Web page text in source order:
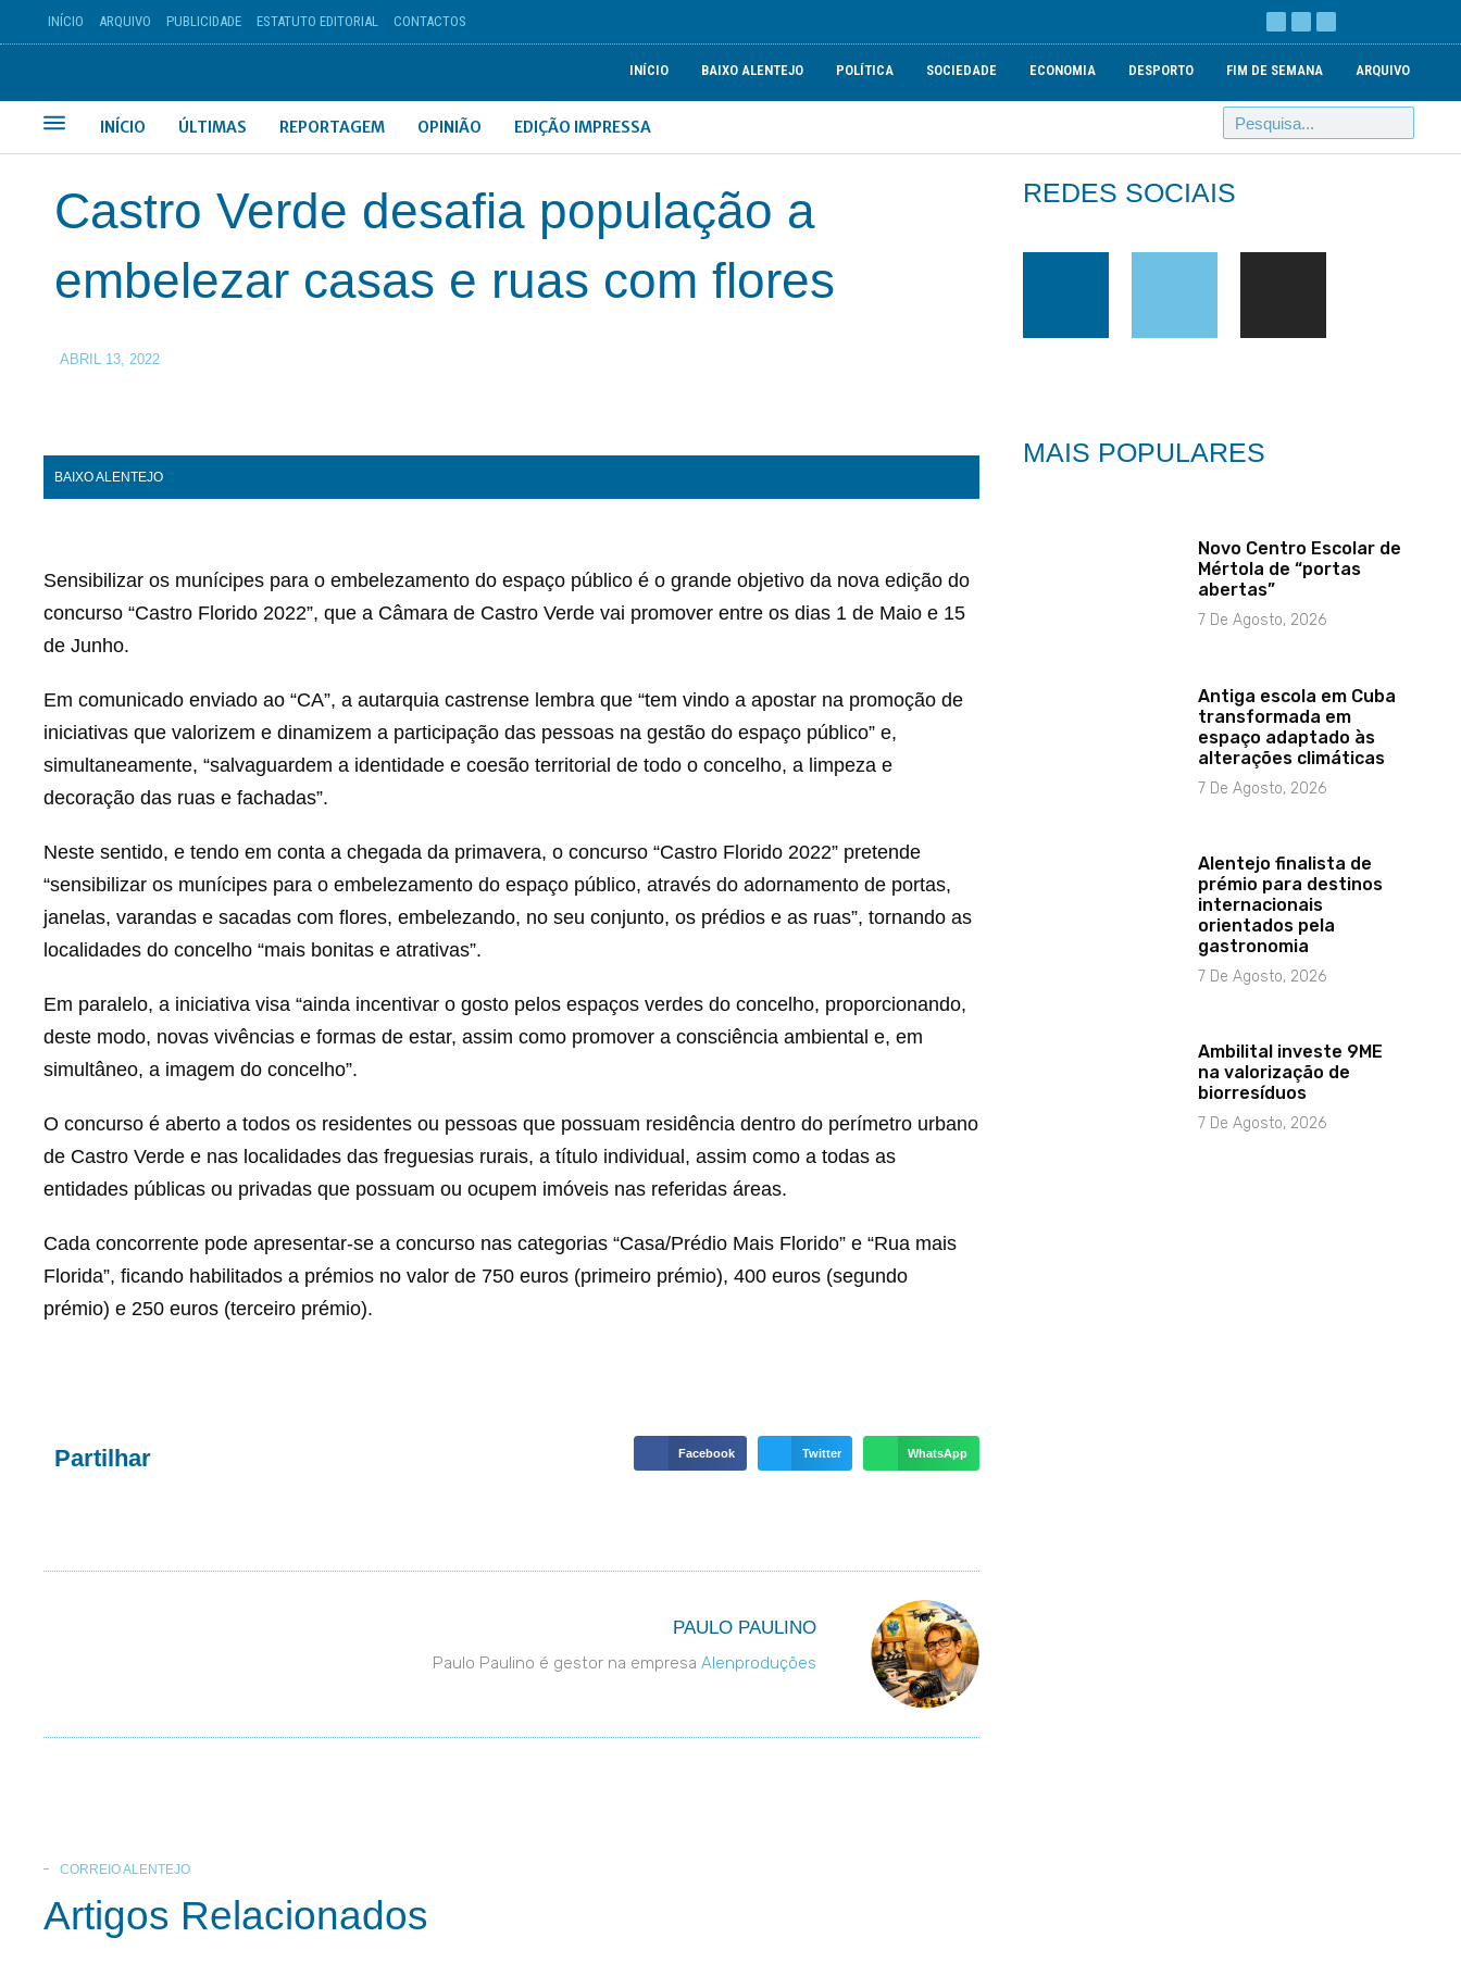
INÍCIO ARQUIVO PUBLICIDADE ESTATUTO EDITORIAL CONTACTOS
INÍCIO BAIXO ALENTEJO POLÍTICA SOCIEDADE ECONOMIA DESPORTO FIM DE SEMANA ARQUIVO
INÍCIO ÚLTIMAS REPORTAGEM OPINIÃO EDIÇÃO IMPRESSA
Castro Verde desafia população a
embelezar casas e ruas com flores
ABRIL 13, 2022
BAIXO ALENTEJO
Sensibilizar os munícipes para o embelezamento do espaço público é o grande objetivo da nova edição do
concurso “Castro Florido 2022”, que a Câmara de Castro Verde vai promover entre os dias 1 de Maio e 15
de Junho.
Em comunicado enviado ao “CA”, a autarquia castrense lembra que “tem vindo a apostar na promoção de
iniciativas que valorizem e dinamizem a participação das pessoas na gestão do espaço público” e,
simultaneamente, “salvaguardem a identidade e coesão territorial de todo o concelho, a limpeza e
decoração das ruas e fachadas”.
Neste sentido, e tendo em conta a chegada da primavera, o concurso “Castro Florido 2022” pretende
“sensibilizar os munícipes para o embelezamento do espaço público, através do adornamento de portas,
janelas, varandas e sacadas com flores, embelezando, no seu conjunto, os prédios e as ruas”, tornando as
localidades do concelho “mais bonitas e atrativas”.
Em paralelo, a iniciativa visa “ainda incentivar o gosto pelos espaços verdes do concelho, proporcionando,
deste modo, novas vivências e formas de estar, assim como promover a consciência ambiental e, em
simultâneo, a imagem do concelho”.
O concurso é aberto a todos os residentes ou pessoas que possuam residência dentro do perímetro urbano
de Castro Verde e nas localidades das freguesias rurais, a título individual, assim como a todas as
entidades públicas ou privadas que possuam ou ocupem imóveis nas referidas áreas.
Cada concorrente pode apresentar-se a concurso nas categorias “Casa/Prédio Mais Florido” e “Rua mais
Florida”, ficando habilitados a prémios no valor de 750 euros (primeiro prémio), 400 euros (segundo
prémio) e 250 euros (terceiro prémio).
Partilhar Facebook Twitter WhatsApp
PAULO PAULINO
Paulo Paulino é gestor na empresa Alenproduções
REDES SOCIAIS
MAIS POPULARES
Novo Centro Escolar de
Mértola de “portas
abertas”
7 De Agosto, 2026
Antiga escola em Cuba
transformada em
espaço adaptado às
alterações climáticas
7 De Agosto, 2026
Alentejo finalista de
prémio para destinos
internacionais
orientados pela
gastronomia
7 De Agosto, 2026
Ambilital investe 9ME
na valorização de
biorresíduos
7 De Agosto, 2026
CORREIO ALENTEJO
Artigos Relacionados